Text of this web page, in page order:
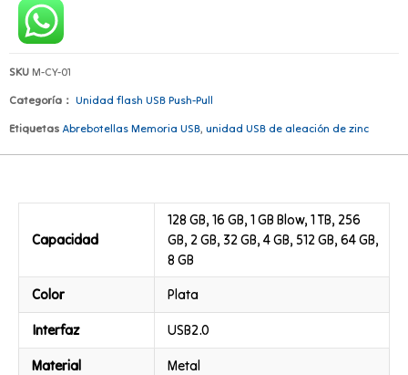
SKU M-CY-01
Categoría： Unidad flash USB Push-Pull
Etiquetas Abrebotellas Memoria USB, unidad USB de aleación de zinc
Capacidad
128 GB, 16 GB, 1 GB Blow, 1 TB, 256
GB, 2 GB, 32 GB, 4 GB, 512 GB, 64 GB,
8 GB
Color
Plata
Interfaz USB2.0
Material Metal